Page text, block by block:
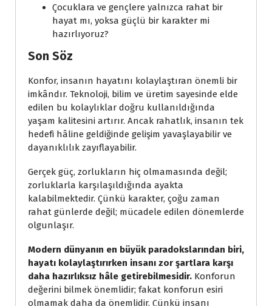
Çocuklara ve gençlere yalnızca rahat bir
hayat mı, yoksa güçlü bir karakter mi
hazırlıyoruz?
Son Söz
Konfor, insanın hayatını kolaylaştıran önemli bir
imkândır. Teknoloji, bilim ve üretim sayesinde elde
edilen bu kolaylıklar doğru kullanıldığında
yaşam kalitesini artırır. Ancak rahatlık, insanın tek
hedefi hâline geldiğinde gelişim yavaşlayabilir ve
dayanıklılık zayıflayabilir.
Gerçek güç, zorlukların hiç olmamasında değil;
zorluklarla karşılaşıldığında ayakta
kalabilmektedir. Çünkü karakter, çoğu zaman
rahat günlerde değil; mücadele edilen dönemlerde
olgunlaşır.
Modern dünyanın en büyük paradokslarından biri,
hayatı kolaylaştırırken insanı zor şartlara karşı
daha hazırlıksız hâle getirebilmesidir. Konforun
değerini bilmek önemlidir; fakat konforun esiri
olmamak daha da önemlidir. Çünkü insanı